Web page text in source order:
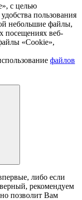
с целью
пользования
небольшие файлы,
посещениях веб-
«Сookie»,
файлов
либо если
рекомендуем
позволит Вам